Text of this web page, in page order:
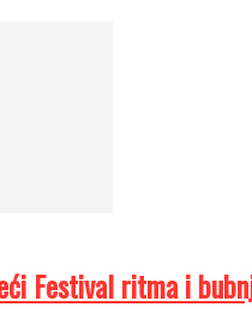
Festival ritma i